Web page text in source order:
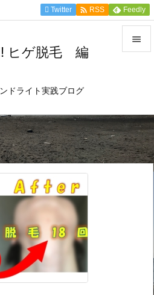
ヒゲ脱毛 編
ドライト実践ブログ


前へ

Twitter  RSS Feedly